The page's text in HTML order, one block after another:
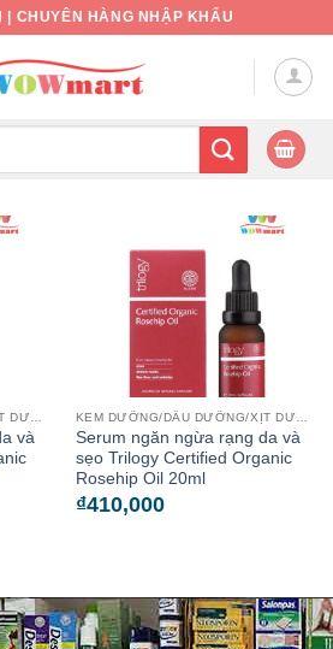
| CHUYÊN HÀNG NHẬP KHẨU
và
Serum ngăn ngừa rạng da và
sẹo Trilogy Certified Organic
Rosehip Oil 20ml
₫410,000